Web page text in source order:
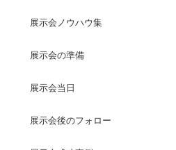
展示会ノウハウ集
展示会の準備
展示会当日
展示会後のフォロー